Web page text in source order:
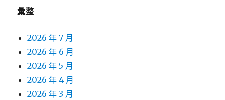
彙整
2026 年 7 月
2026 年 6 月
2026 年 5 月
2026 年 4 月
2026 年 3 月